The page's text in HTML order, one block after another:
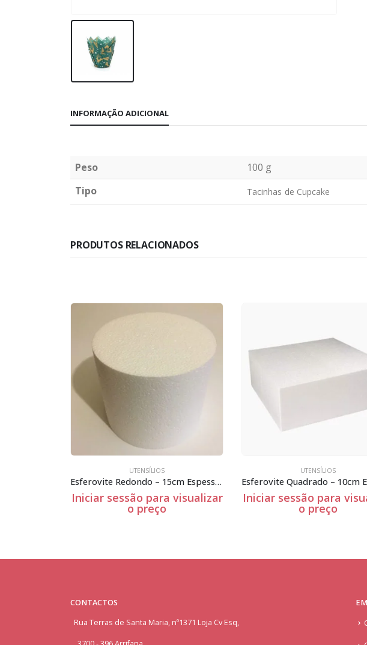
INFORMAÇÃO ADICIONAL
Peso
100 g
Tipo
Tacinhas de Cupcake
PRODUTOS RELACIONADOS
UTENSÍLIOS
Esferovite Redondo – 15cm Espessura
Iniciar sessão para visualizar
o preço
UTENSÍLIOS
Iniciar sessão para
o preço
CONTACTOS
Rua Terras de Santa Maria, nº1371 Loja Cv Esq,